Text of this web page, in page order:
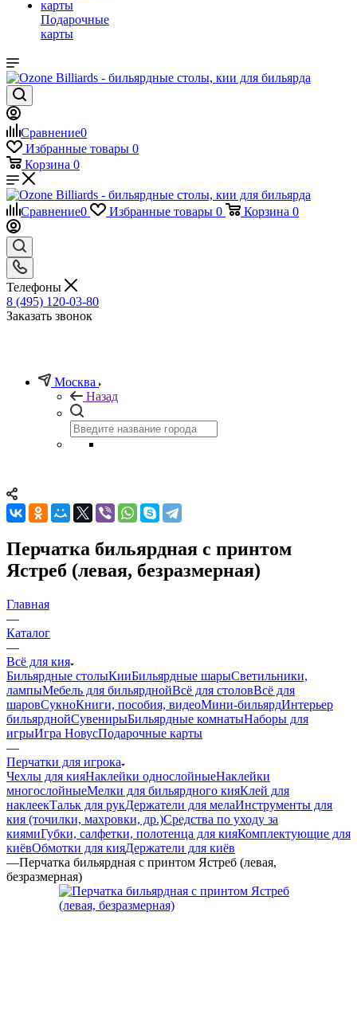
Подарочные
карты
Сравнение0
Избранные товары 0
Корзина 0
Сравнение0 Избранные товары 0 Корзина 0
Телефоны
8 (495) 120-03-80
Заказать звонок
Москва
Назад
Перчатка бильярдная с принтом
Ястреб (левая, безразмерная)
Главная
—
Каталог
—
Всё для кия
Бильярдные столыКииБильярдные шарыСветильники,
лампыМебель для бильярднойВсё для столовВсё для
шаровСукноКниги, пособия, видеоМини-бильярдИнтерьер
бильярднойСувенирыБильярдные комнатыНаборы для
игрыИгра НовусПодарочные карты
—
Перчатки для игрока
Чехлы для кияНаклейки однослойныеНаклейки
многослойныеМелки для бильярдного кияКлей для
наклеекТальк для рукДержатели для мелаИнструменты для
кия (точилки, махровки, др.)Средства по уходу за
киямиГубки, салфетки, полотенца для кияКомплектующие для
киёвОбмотки для кияДержатели для киёв
—Перчатка бильярдная с принтом Ястреб (левая,
безразмерная)